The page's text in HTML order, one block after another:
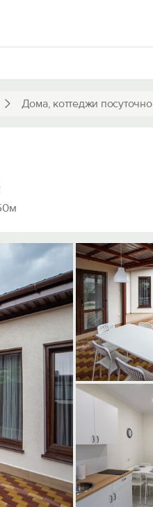
Дома, коттеджи посуточно